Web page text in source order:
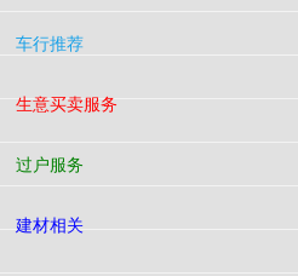
车行推荐
生意买卖服务
过户服务
建材相关